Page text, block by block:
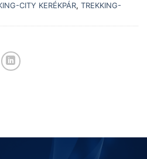
CITY KERÉKPÁR, TREKKING-